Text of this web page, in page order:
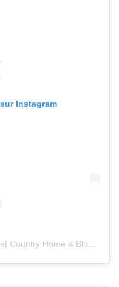
Instagram
Une publication partagée par Céline| Country Home & Blooms (@countryhomeandblooms)